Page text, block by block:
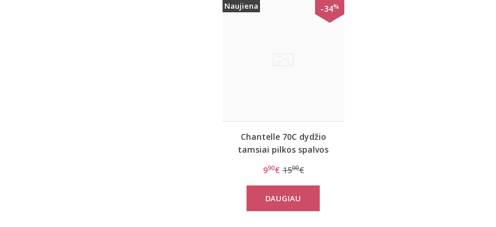
Naujiena -34%
Chantelle 70C dydžio
tamsiai pilkos spalvos
C22050-0GW
990€ 1500€
DAUGIAU